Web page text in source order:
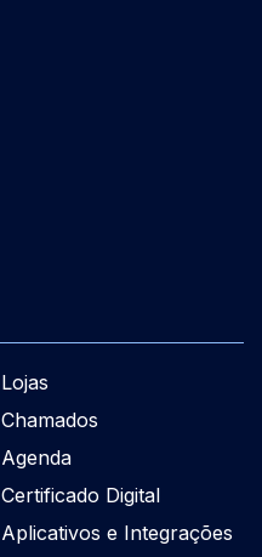
Lojas
Chamados
Agenda
Certificado Digital
Aplicativos e Integrações